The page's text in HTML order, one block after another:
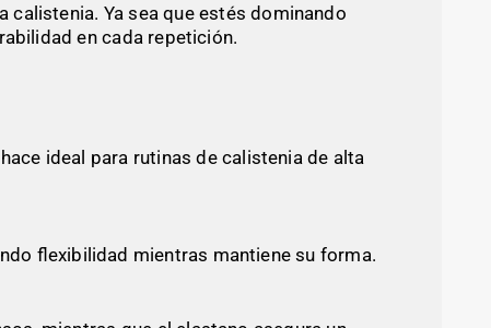
Ya sea que estés dominando
en cada repetición.
ideal para rutinas de calistenia de alta
flexibilidad mientras mantiene su forma.